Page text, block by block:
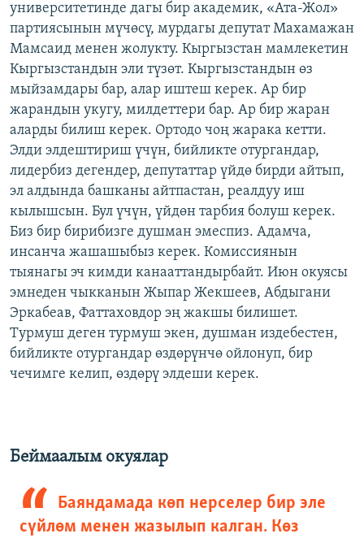
университетинде дагы бир академик, «Ата-Жол»
партиясынын мүчөсү, мурдагы депутат Махамажан
Мамсаид менен жолукту. Кыргызстан мамлекетин
Кыргызстандын эли түзөт. Кыргызстандын өз
мыйзамдары бар, алар иштеш керек. Ар бир
жарандын укугу, милдеттери бар. Ар бир жаран
аларды билиш керек. Ортодо чоң жарака кетти.
Элди элдештириш үчүн, бийликте отургандар,
лидербиз дегендер, депутаттар үйдө бирди айтып,
эл алдында башканы айтпастан, реалдуу иш
кылышсын. Бул үчүн, үйдөн тарбия болуш керек.
Биз бир бирибизге душман эмеспиз. Адамча,
инсанча жашашыбыз керек. Комиссиянын
тыянагы эч кимди канааттандырбайт. Июн окуясы
эмнеден чыкканын Жыпар Жекшеев, Абдыгани
Эркабеав, Фаттаховдор эң жакшы билишет.
Турмуш деген турмуш экен, душман издебестен,
бийликте отургандар өздөрүнчө ойлонуп, бир
чечимге келип, өздөрү элдеши керек.
Беймаалым окуялар
Баяндамада көп нерселер бир эле
сүйлөм менен жазылып калган. Көз